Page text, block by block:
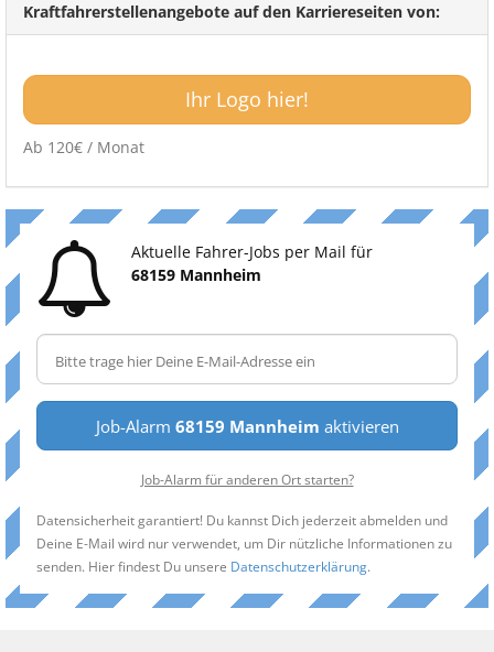
Kraftfahrerstellenangebote auf den Karriereseiten von:
Ihr Logo hier!
Ab 120€ / Monat
Aktuelle Fahrer-Jobs per Mail für
68159 Mannheim
Job-Alarm 68159 Mannheim aktivieren
Job-Alarm für anderen Ort starten?
Datensicherheit garantiert! Du kannst Dich jederzeit abmelden und
Deine E-Mail wird nur verwendet, um Dir nützliche Informationen zu
senden. Hier findest Du unsere Datenschutzerklärung.